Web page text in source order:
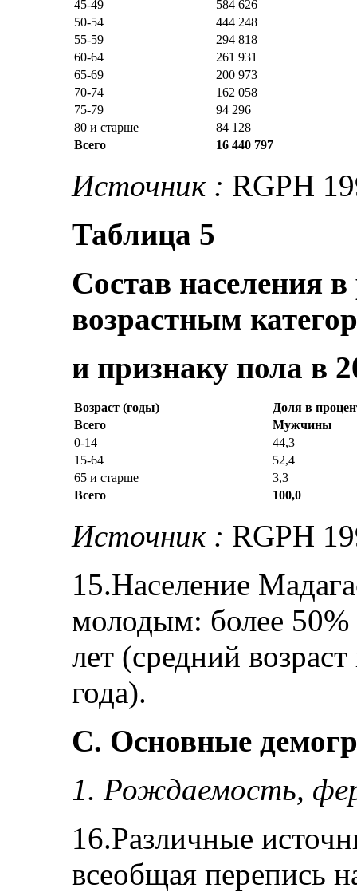
45-49
584 626
50-54
444 248
55-59
294 818
60-64
261 931
65-69
200 973
70-74
162 058
75-79
94 296
80 и старше
84 128
Всего
16 440 797
Источник : RGPH
Таблица 5
Состав населения
возрастным
и признаку пола в
Возраст (годы)
Доля в
Всего
Мужчины
0-14
44,3
15-64
52,4
65 и старше
3,3
Всего
100,0
Источник : RGPH
15.Население
молодым: более 50%
лет (средний
года).
С. Основные
1. Рождаемость,
16.Различные
всеобщая перепись